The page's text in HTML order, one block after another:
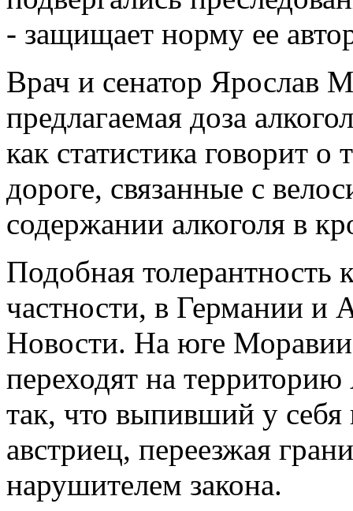
- защищает норму ее
Врач и сенатор Ярослав
предлагаемая доза
как статистика говорит
дороге, связанные с
содержании алкоголя в
Подобная толерантность
частности, в Германии
Новости. На юге
переходят на
так, что выпивший у себя
австриец, переезжая
нарушителем закона.